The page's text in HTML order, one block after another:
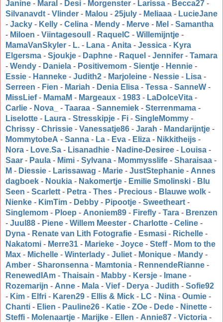
Janine - Maral - Desi - Morgenster - Larissa - Becca27 -
Silvanavdt - Vlinder - Malou - 25july - Meliaaa - LucieJane
- Jacky - Kelly - Celina - Mendy - Merve - Mel - Samantha
- Miloen - Viintagesoull - RaquelC - Willemijntje -
MamaVanSkyler - L. - Lana - Anita - Jessica - Kyra
Elgersma - Sjoukje - Daphne - Raquel - Jennifer - Tamara
- Wendy - Daniela - Positivemom - Sientje - Hennie -
Essie - Hanneke - Judith2 - Marjoleine - Nessie - Lisa -
Serreen - Fien - Mariah - Denia Elisa - Tessa - SanneW -
MissLief- MamaM - Margeaux - 1983 - LaDolceVita -
Carlie - Nova_ - Taaraa - Sannemiek - Sterrenmama -
Liselotte - Laura - Stresskipje - Fi - SingleMommy -
Chrissy - Chrissie - Vanessatje86 - Jarah - Mandarijntje -
MommytobeA - Sanna - La - Eva - Eliza - Nikkitheijs -
Nora - Love.Sa - Lisanadhie - Nadine-Desiree - Louisa -
Saar - Paula - Mimi - Sylvana - Mommysslife - Sharaisaa -
M - Diessie - Larissawag - Marie - JustStephanie - Annes
dagboek - Noukia - Nakomertje - Emilie Smolinski - Blu
Seen - Scarlett - Petra - Thes - Precious - Blauwe wolk -
Nienke - KimTim - Debby - Pipootje - Sweetheart -
Singlemom - Ploep - Anoniem89 - Firefly - Tara - Brenzen
- Juul88 - Piene - Willem Meester - Charlotte - Celine -
Dyna - Renate van Lith Fotografie - Esmasi - Richelle -
Nakatomi - Merre31 - Marieke - Joyce - Steff- Mom to the
Max - Michelle - Winterlady - Juliet - Monique - Mandy -
Amber - Sharonsenna - Mamtonia - RennendeRianne -
RenewedIAm - Thaisain - Mabby - Kersje - Imane -
Rozemarijn - Anne - Mala - Vief- Derya - Judith - Sofie92
- Kim - Elfri - Karen29 - Ellis & Mick - LC - Nina - Oumie -
Chanti - Elien - Pauline26 - Katie - ZOe - Dede - Ninette -
Steffi - Molenaartje - Marijke - Ellen - Annie87 - Victoria -